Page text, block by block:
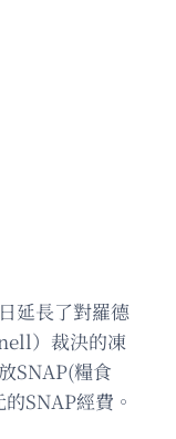
延長了對羅德
）裁決的凍
SNAP(糧食
SNAP經費。